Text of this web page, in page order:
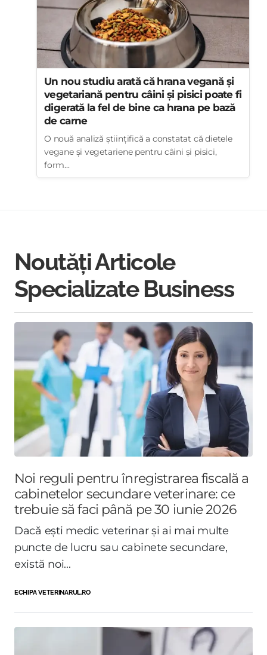
Un nou studiu arată că hrana vegană și
vegetariană pentru câini și pisici poate fi
digerată la fel de bine ca hrana pe bază
de carne
O nouă analiză științifică a constatat că dietele
vegane și vegetariene pentru câini și pisici,
form...
Noutăți Articole
Specializate Business
Noi reguli pentru înregistrarea fiscală a
cabinetelor secundare veterinare: ce
trebuie să faci până pe 30 iunie 2026
Dacă ești medic veterinar și ai mai multe
puncte de lucru sau cabinete secundare,
există noi...
ECHIPA VETERINARUL.RO